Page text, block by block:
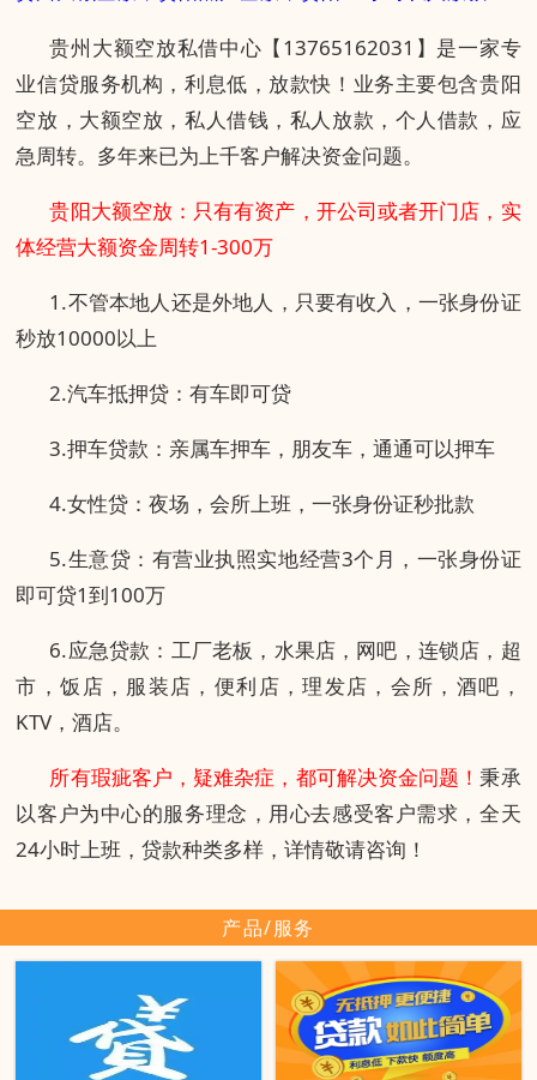
贵州大额空放私借中心【13765162031】是一家专
业信贷服务机构，利息低，放款快！业务主要包含贵阳
空放，大额空放，私人借钱，私人放款，个人借款，应
急周转。多年来已为上千客户解决资金问题。
贵阳大额空放：只有有资产，开公司或者开门店，实
体经营大额资金周转1-300万
1.不管本地人还是外地人，只要有收入，一张身份证
秒放10000以上
2.汽车抵押贷：有车即可贷
3.押车贷款：亲属车押车，朋友车，通通可以押车
4.女性贷：夜场，会所上班，一张身份证秒批款
5.生意贷：有营业执照实地经营3个月，一张身份证
即可贷1到100万
6.应急贷款：工厂老板，水果店，网吧，连锁店，超
市，饭店，服装店，便利店，理发店，会所，酒吧，
KTV，酒店。
所有瑕疵客户，疑难杂症，都可解决资金问题 ！ 秉承
以客户为中心的服务理念，用心去感受客户需求，全天
24小时上班，贷款种类多样，详情敬请咨询！
产品/服务